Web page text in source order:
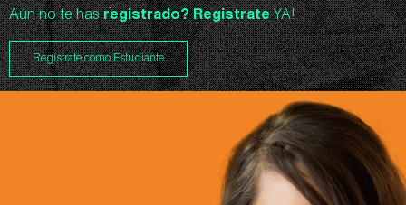
Aún no te hasregistrado?RegistrateYA!
Registrate como Estudiante